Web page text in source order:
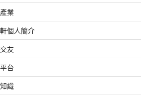
業
個人簡介
友
台
識